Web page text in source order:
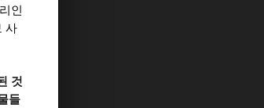
인
사
것
들